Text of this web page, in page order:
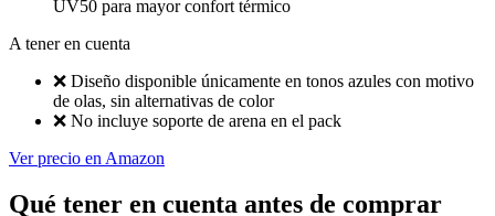
UV50 para mayor confort térmico
A tener en cuenta
❌ Diseño disponible únicamente en tonos azules con motivo
de olas, sin alternativas de color
❌ No incluye soporte de arena en el pack
Ver precio en Amazon
Qué tener en cuenta antes de comprar